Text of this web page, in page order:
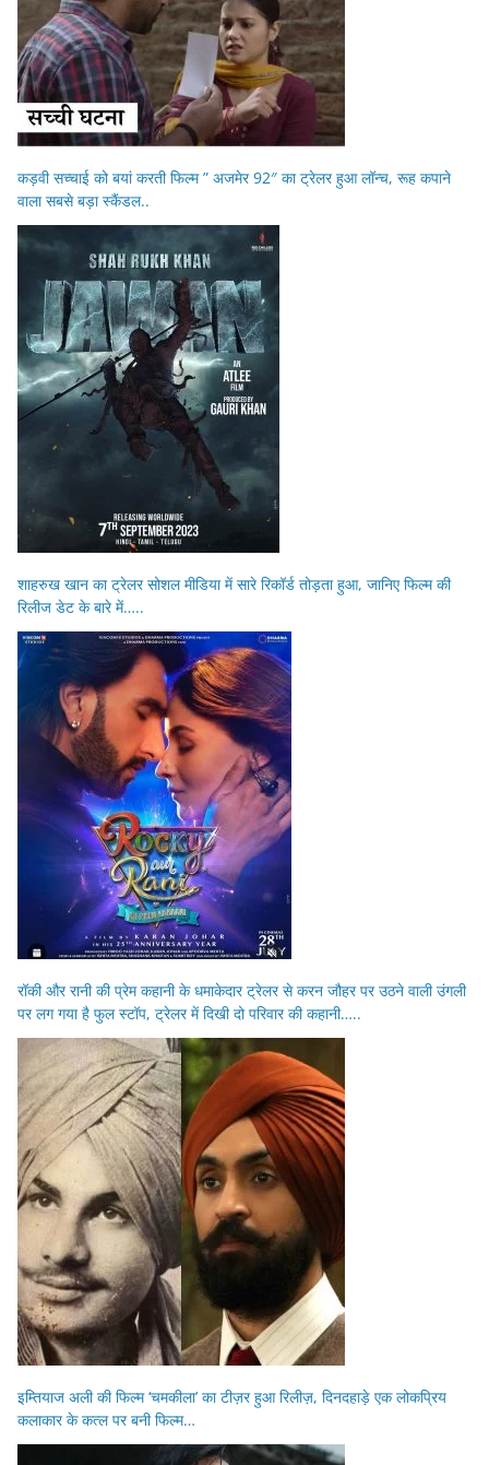
कड़वी सच्चाई को बयां करती फिल्म ” अजमेर 92″ का ट्रेलर हुआ लॉन्च, रूह कपाने
वाला सबसे बड़ा स्कैंडल..
शाहरुख खान का ट्रेलर सोशल मीडिया में सारे रिकॉर्ड तोड़ता हुआ, जानिए फिल्म की
रिलीज डेट के बारे में…..
रॉकी और रानी की प्रेम कहानी के धमाकेदार ट्रेलर से करन जौहर पर उठने वाली उंगली
पर लग गया है फुल स्टॉप, ट्रेलर में दिखी दो परिवार की कहानी…..
इम्तियाज अली की फिल्म ‘चमकीला’ का टीज़र हुआ रिलीज़, दिनदहाड़े एक लोकप्रिय
कलाकार के कत्ल पर बनी फिल्म…